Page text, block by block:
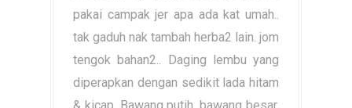
pakai campak jer apa ada kat umah..
tak gaduh nak tambah herba2 lain. jom
tengok bahan2.. Daging lembu yang
diperapkan dengan sedikit lada hitam